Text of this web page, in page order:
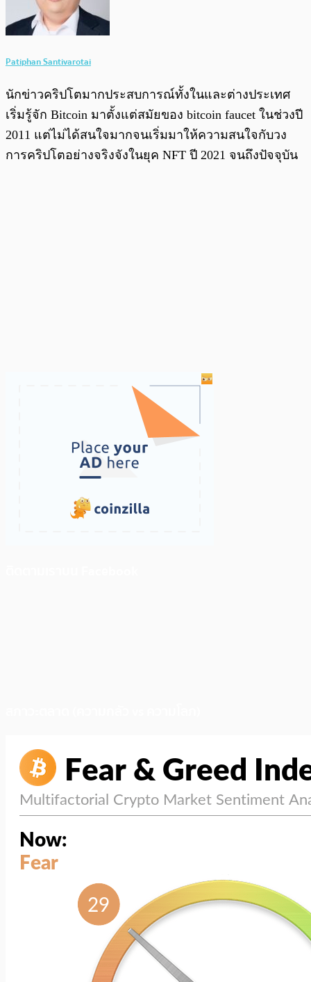
Patiphan Santivarotai
นักข่าวคริปโตมากประสบการณ์ทั้งในและต่างประเทศ
เริ่มรู้จัก Bitcoin มาตั้งแต่สมัยของ bitcoin faucet ในช่วงปี
2011 แต่ไม่ได้สนใจมากจนเริ่มมาให้ความสนใจกับวง
การคริปโตอย่างจริงจังในยุค NFT ปี 2021 จนถึงปัจจุบัน